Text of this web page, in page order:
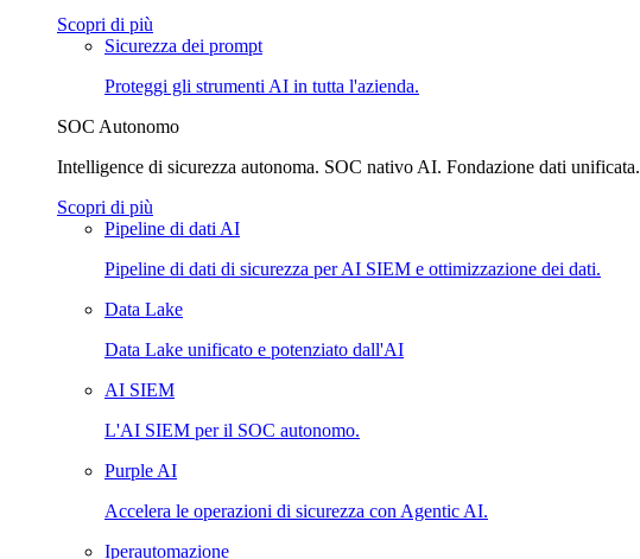
Scopri di più
Sicurezza dei prompt
Proteggi gli strumenti AI in tutta l'azienda.
SOC Autonomo
Intelligence di sicurezza autonoma. SOC nativo AI. Fondazione dati unificata.
Scopri di più
Pipeline di dati AI
Pipeline di dati di sicurezza per AI SIEM e ottimizzazione dei dati.
Data Lake
Data Lake unificato e potenziato dall'AI
AI SIEM
L'AI SIEM per il SOC autonomo.
Purple AI
Accelera le operazioni di sicurezza con Agentic AI.
Iperautomazione